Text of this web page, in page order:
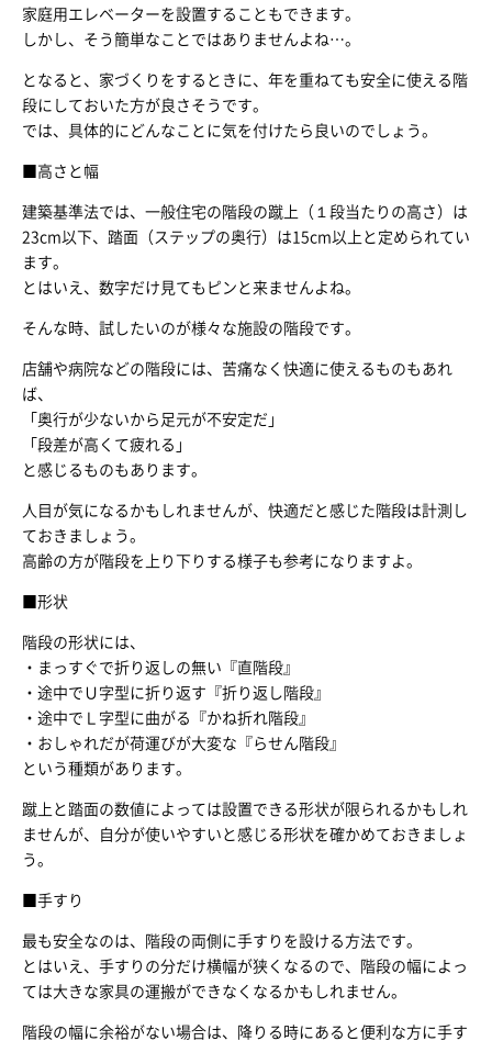
家庭用エレベーターを設置することもできます。
しかし、そう簡単なことではありませんよね…。
となると、家づくりをするときに、年を重ねても安全に使える階
段にしておいた方が良さそうです。
では、具体的にどんなことに気を付けたら良いのでしょう。
■高さと幅
建築基準法では、一般住宅の階段の蹴上（１段当たりの高さ）は
23cm以下、踏面（ステップの奥行）は15cm以上と定められてい
ます。
とはいえ、数字だけ見てもピンと来ませんよね。
そんな時、試したいのが様々な施設の階段です。
店舗や病院などの階段には、苦痛なく快適に使えるものもあれ
ば、
「奥行が少ないから足元が不安定だ」
「段差が高くて疲れる」
と感じるものもあります。
人目が気になるかもしれませんが、快適だと感じた階段は計測し
ておきましょう。
高齢の方が階段を上り下りする様子も参考になりますよ。
■形状
階段の形状には、
・まっすぐで折り返しの無い『直階段』
・途中でＵ字型に折り返す『折り返し階段』
・途中でＬ字型に曲がる『かね折れ階段』
・おしゃれだが荷運びが大変な『らせん階段』
という種類があります。
蹴上と踏面の数値によっては設置できる形状が限られるかもしれ
ませんが、自分が使いやすいと感じる形状を確かめておきましょ
う。
■手すり
最も安全なのは、階段の両側に手すりを設ける方法です。
とはいえ、手すりの分だけ横幅が狭くなるので、階段の幅によっ
ては大きな家具の運搬ができなくなるかもしれません。
階段の幅に余裕がない場合は、降りる時にあると便利な方に手す